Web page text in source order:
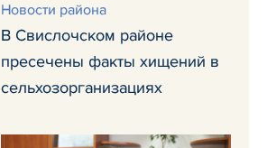
Новости района
В Свислочском районе
пресечены факты хищений в
сельхозорганизациях